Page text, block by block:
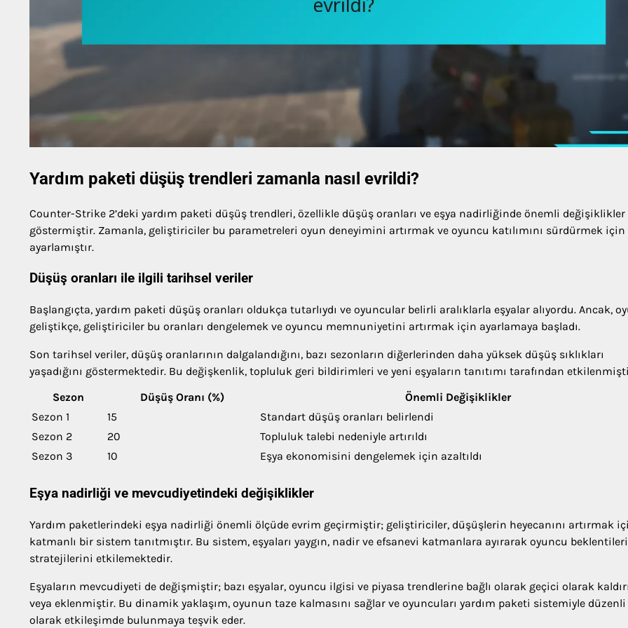
Yardım paketi düşüş trendleri zamanla nasıl evrildi?
Counter-Strike 2’deki yardım paketi düşüş trendleri, özellikle düşüş oranları ve eşya nadirliğinde önemli değişiklikler
göstermiştir. Zamanla, geliştiriciler bu parametreleri oyun deneyimini artırmak ve oyuncu katılımını sürdürmek için
ayarlamıştır.
Düşüş oranları ile ilgili tarihsel veriler
Başlangıçta, yardım paketi düşüş oranları oldukça tutarlıydı ve oyuncular belirli aralıklarla eşyalar alıyordu. Ancak,
geliştikçe, geliştiriciler bu oranları dengelemek ve oyuncu memnuniyetini artırmak için ayarlamaya başladı.
Son tarihsel veriler, düşüş oranlarının dalgalandığını, bazı sezonların diğerlerinden daha yüksek düşüş sıklıkları
yaşadığını göstermektedir. Bu değişkenlik, topluluk geri bildirimleri ve yeni eşyaların tanıtımı tarafından
Sezon
Düşüş Oranı (%)
Önemli Değişiklikler
Sezon 1
15
Standart düşüş oranları belirlendi
Sezon 2
20
Topluluk talebi nedeniyle artırıldı
Sezon 3
10 Eşya ekonomisini dengelemek için azaltıldı
Eşya nadirliği ve mevcudiyetindeki değişiklikler
Yardım paketlerindeki eşya nadirliği önemli ölçüde evrim geçirmiştir; geliştiriciler, düşüşlerin heyecanını artırmak
katmanlı bir sistem tanıtmıştır. Bu sistem, eşyaları yaygın, nadir ve efsanevi katmanlara ayırarak oyuncu
stratejilerini etkilemektedir.
Eşyaların mevcudiyeti de değişmiştir; bazı eşyalar, oyuncu ilgisi ve piyasa trendlerine bağlı olarak geçici olarak
veya eklenmiştir. Bu dinamik yaklaşım, oyunun taze kalmasını sağlar ve oyuncuları yardım paketi sistemiyle düzenli
olarak etkileşimde bulunmaya teşvik eder.